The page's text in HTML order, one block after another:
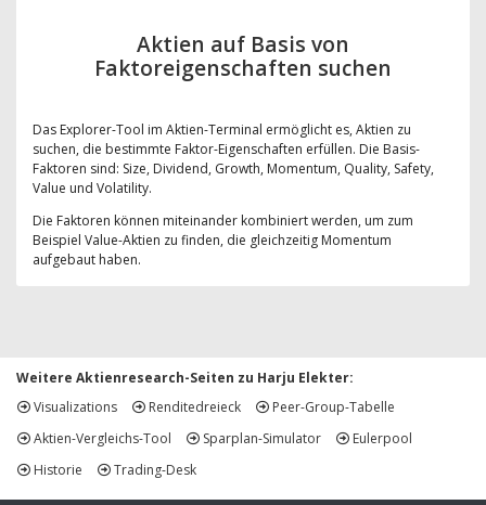
Aktien auf Basis von
Faktoreigenschaften suchen
Das Explorer-Tool im Aktien-Terminal ermöglicht es, Aktien zu
suchen, die bestimmte Faktor-Eigenschaften erfüllen. Die Basis-
Faktoren sind: Size, Dividend, Growth, Momentum, Quality, Safety,
Value und Volatility.
Die Faktoren können miteinander kombiniert werden, um zum
Beispiel Value-Aktien zu finden, die gleichzeitig Momentum
aufgebaut haben.
Weitere Aktienresearch-Seiten zu Harju Elekter:
Visualizations
Renditedreieck
Peer-Group-Tabelle
Aktien-Vergleichs-Tool
Sparplan-Simulator
Eulerpool
Historie
Trading-Desk